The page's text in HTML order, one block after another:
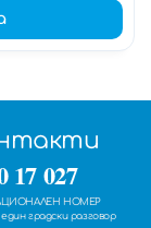
17 027
НОМЕР
градски разговор